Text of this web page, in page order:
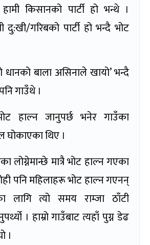
किसानको पार्टी हो भन्थे ।
दु:खी/गरिबको पार्टी हो भन्दै भोट
बाला असिनाले खायो’ भन्दै
गाउँथे ।
हाल्न जानुपर्छ भनेर गाउँका
थिए ।
लोग्नेमान्छे मात्रै भोट हाल्न गएका
पनि महिलाहरू भोट हाल्न गएनन्
लागि त्यो समय राम्जा ठाँटी
। हाम्रो गाउँबाट त्यहाँ पुग्न डेढ
।